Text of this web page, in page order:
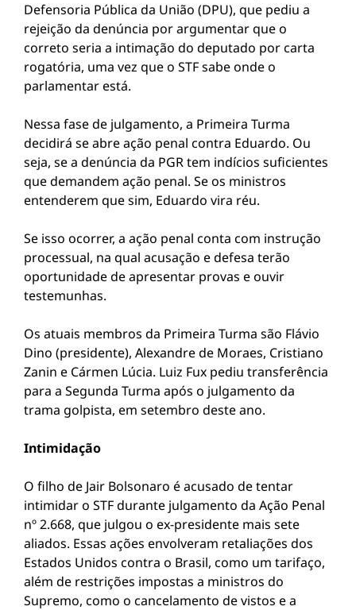
Defensoria Pública da União (DPU), que pediu a
rejeição da denúncia por argumentar que o
correto seria a intimação do deputado por carta
rogatória, uma vez que o STF sabe onde o
parlamentar está.
Nessa fase de julgamento, a Primeira Turma
decidirá se abre ação penal contra Eduardo. Ou
seja, se a denúncia da PGR tem indícios suficientes
que demandem ação penal. Se os ministros
entenderem que sim, Eduardo vira réu.
Se isso ocorrer, a ação penal conta com instrução
processual, na qual acusação e defesa terão
oportunidade de apresentar provas e ouvir
testemunhas.
Os atuais membros da Primeira Turma são Flávio
Dino (presidente), Alexandre de Moraes, Cristiano
Zanin e Cármen Lúcia. Luiz Fux pediu transferência
para a Segunda Turma após o julgamento da
trama golpista, em setembro deste ano.
Intimidação
O filho de Jair Bolsonaro é acusado de tentar
intimidar o STF durante julgamento da Ação Penal
nº 2.668, que julgou o ex-presidente mais sete
aliados. Essas ações envolveram retaliações dos
Estados Unidos contra o Brasil, como um tarifaço,
além de restrições impostas a ministros do
Supremo, como o cancelamento de vistos e a